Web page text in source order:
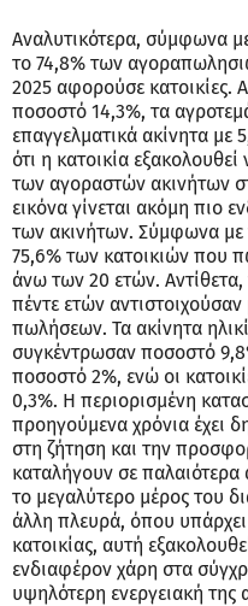
Αναλυτικότερα, σύμφωνα
το 74,8% των
2025 αφορούσε κατοικίες.
ποσοστό 14,3%, τα
επαγγελματικά ακίνητα με
ότι η κατοικία
των αγοραστών ακινήτων
εικόνα γίνεται ακόμη πιο
των ακινήτων. Σύμφωνα με
75,6% των κατοικιών που
άνω των 20 ετών. Αντίθετα,
πέντε ετών
πωλήσεων. Τα ακίνητα
συγκέντρωσαν ποσοστό
ποσοστό 2%, ενώ οι
0,3%. Η περιορισμένη
προηγούμενα χρόνια έχει
στη ζήτηση και την
καταλήγουν σε
το μεγαλύτερο μέρος του
άλλη πλευρά, όπου
κατοικίας, αυτή
ενδιαφέρον χάρη στα
υψηλότερη ενεργειακή της